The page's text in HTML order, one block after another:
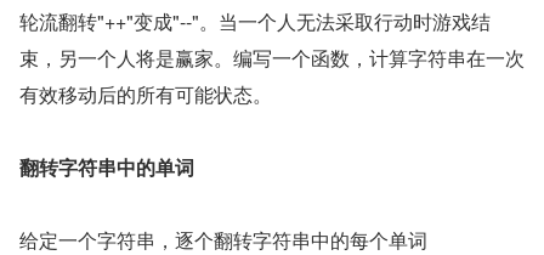
轮流翻转"++"变成"--"。当一个人无法采取行动时游戏结
束，另一个人将是赢家。编写一个函数，计算字符串在一次
有效移动后的所有可能状态。
翻转字符串中的单词
给定一个字符串，逐个翻转字符串中的每个单词